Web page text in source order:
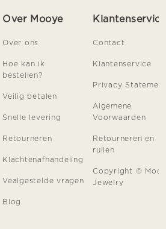
Over Mooye
Over ons
Hoe kan ik
bestellen?
Veilig betalen
Snelle levering
Retourneren
Klachtenafhandeling
Vealgestelde vragen
Blog
Klantenservice
Contact
Klantenservice
Privacy
Algemene
Voorwaarden
Retourneren en
ruilen
Copyright ©
Jewelry